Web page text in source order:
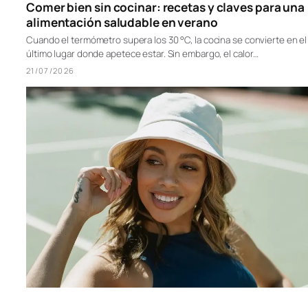
Comer bien sin cocinar: recetas y claves para una
alimentación saludable en verano
Cuando el termómetro supera los 30 °C, la cocina se convierte en el
último lugar donde apetece estar. Sin embargo, el calor…
21/07/2026